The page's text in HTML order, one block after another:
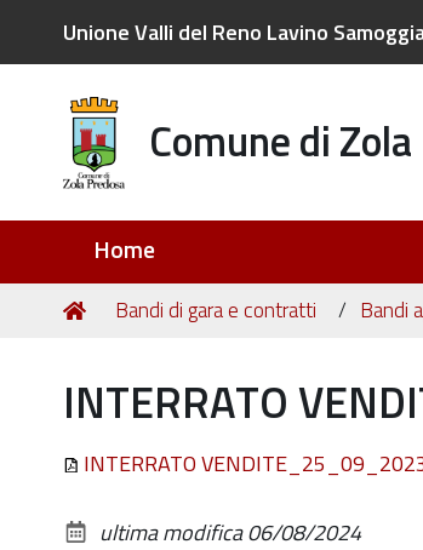
Unione Valli del Reno Lavino
Comune di
Home
Tu
Home
Bandi di gara e contratti Bandi
INTERRATO
INTERRATO
ultima modifica06/08/2024